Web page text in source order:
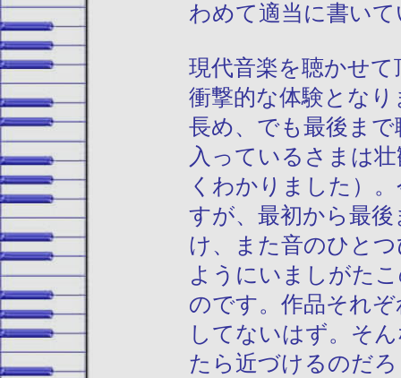
わめて適当に書い
現代音楽を聴かせ
衝撃的な体験とな
長め、でも最後ま
入っているさまは
くわかりました）
すが、最初から最
け、また音のひと
ようにいましがた
のです。作品それ
してないはず。そ
たら近づけるのだ